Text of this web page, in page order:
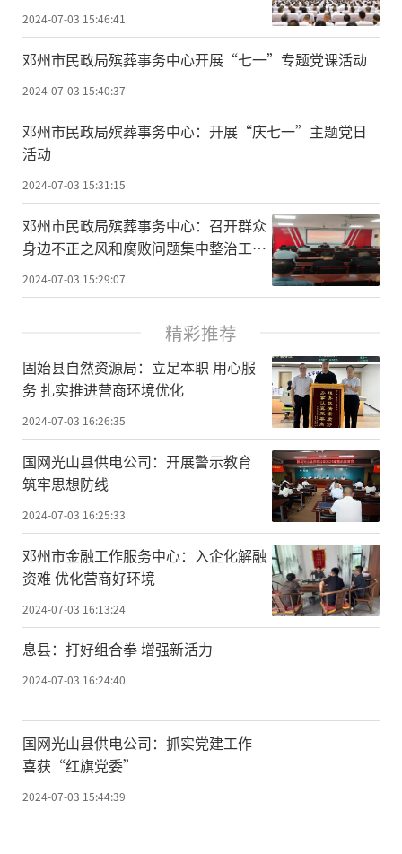
2024-07-03 15:46:41
邓州市民政局殡葬事务中心开展“七一”专题党课活动
2024-07-03 15:40:37
邓州市民政局殡葬事务中心：开展“庆七一”主题党日
活动
2024-07-03 15:31:15
邓州市民政局殡葬事务中心：召开群众
身边不正之风和腐败问题集中整治工作
推进会
2024-07-03 15:29:07
精彩推荐
​固始县自然资源局：立足本职 用心服
务 扎实推进营商环境优化
2024-07-03 16:26:35
​国网光山县供电公司：开展警示教育
筑牢思想防线
2024-07-03 16:25:33
邓州市金融工作服务中心：入企化解融
资难 优化营商好环境
2024-07-03 16:13:24
​息县：打好组合拳 增强新活力
2024-07-03 16:24:40
​国网光山县供电公司：抓实党建工作
喜获“红旗党委”
2024-07-03 15:44:39